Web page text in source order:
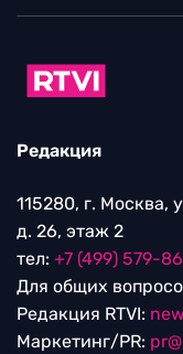
Редакция
115280, г. Москва,
д. 26, этаж 2
тел: +7 (499) 579-
Для общих
Редакция RTVI:
Маркетинг/PR: